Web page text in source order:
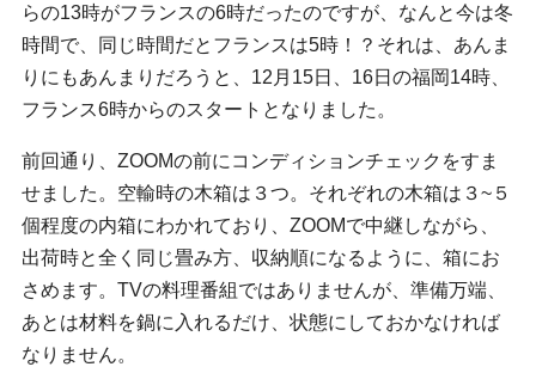
らの13時がフランスの6時だったのですが、なんと今は冬
時間で、同じ時間だとフランスは5時！？それは、あんま
りにもあんまりだろうと、12月15日、16日の福岡14時、
フランス6時からのスタートとなりました。
前回通り、ZOOMの前にコンディションチェックをすま
せました。空輸時の木箱は３つ。それぞれの木箱は３~５
個程度の内箱にわかれており、ZOOMで中継しながら、
出荷時と全く同じ畳み方、収納順になるように、箱にお
さめます。TVの料理番組ではありませんが、準備万端、
あとは材料を鍋に入れるだけ、状態にしておかなければ
なりません。